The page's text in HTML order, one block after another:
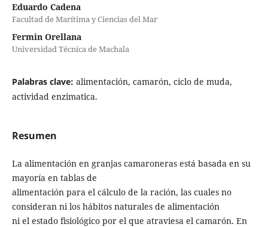
Eduardo Cadena
Facultad de Marítima y Ciencias del Mar
Fermin Orellana
Universidad Técnica de Machala
Palabras clave: alimentación, camarón, ciclo de muda,
actividad enzimatica.
Resumen
La alimentación en granjas camaroneras está basada en su
mayoría en tablas de
alimentación para el cálculo de la ración, las cuales no
consideran ni los hábitos naturales de alimentación
ni el estado fisiológico por el que atraviesa el camarón. En